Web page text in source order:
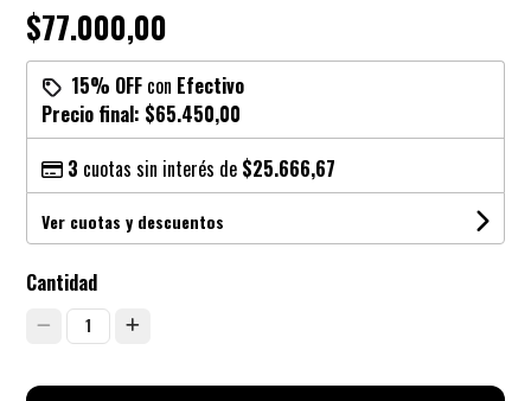
$77.000,00
15% OFF con Efectivo
Precio final: $65.450,00
3 cuotas sin interés de $25.666,67
Ver cuotas y descuentos
Cantidad
1